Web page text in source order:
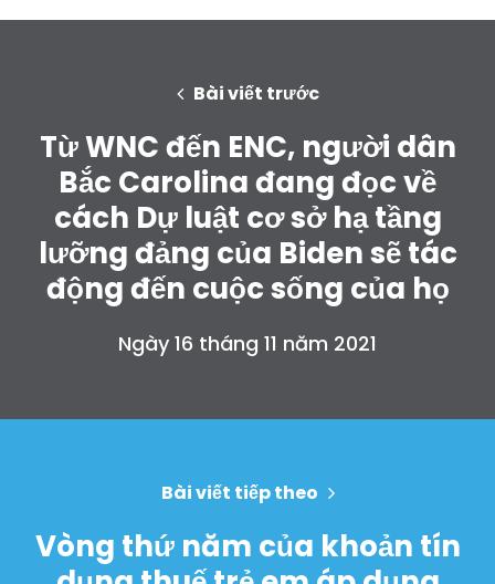
Shop
Nhấn
Hoạt động
Vote
Quyên tặng
Bài viết trước
Từ WNC đến ENC, người dân
Bắc Carolina đang đọc về
cách Dự luật cơ sở hạ tầng
lưỡng đảng của Biden sẽ tác
động đến cuộc sống của họ
Ngày 16 tháng 11 năm 2021
Bài viết tiếp theo
Vòng thứ năm của khoản tín